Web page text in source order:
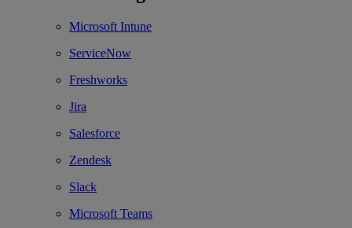
Microsoft Intune
ServiceNow
Freshworks
Jira
Salesforce
Zendesk
Slack
Microsoft Teams